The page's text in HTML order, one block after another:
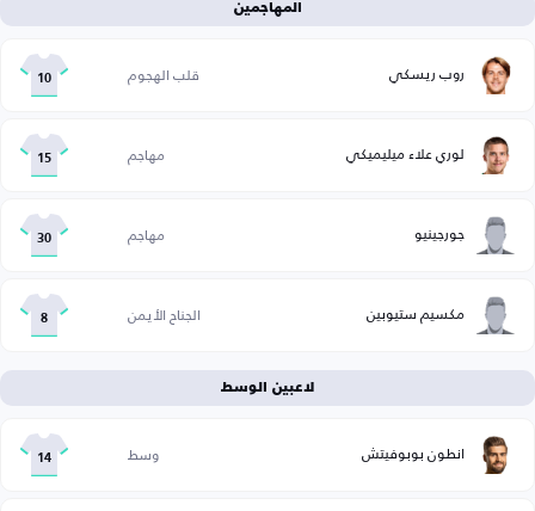
المهاجمين
روب ريسكي قلب الهجوم 10
لوري علاء ميليميكي مهاجم 15
جورجينيو مهاجم 30
مكسيم ستيوبين الجناح الأيمن 8
لاعبين الوسط
انطون بوبوفيتش وسط 14